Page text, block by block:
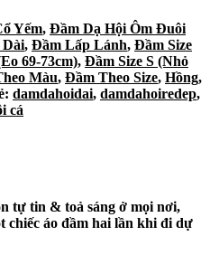
Yếm, Đầm Dạ Hội Ôm Đuôi
, Đầm Lấp Lánh, Đầm Size
69-73cm), Đầm Size S (Nhỏ
Màu, Đầm Theo Size, Hồng,
damdahoidai, damdahoiredep,
cá
tự tin & toả sáng ở mọi nơi,
chiếc áo đầm hai lần khi đi dự